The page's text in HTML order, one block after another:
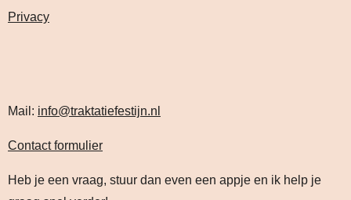
Privacy
Mail: info@traktatiefestijn.nl
Contact formulier
Heb je een vraag, stuur dan even een appje en ik help je